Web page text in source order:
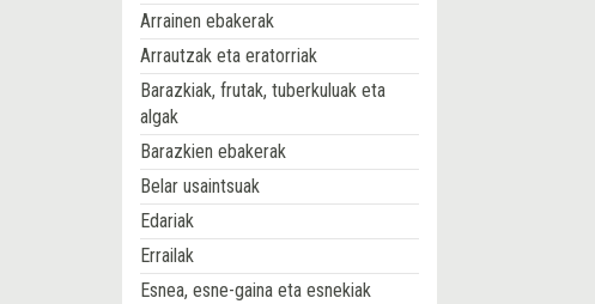
Arrainen ebakerak
Arrautzak eta eratorriak
Barazkiak, frutak, tuberkuluak eta
algak
Barazkien ebakerak
Belar usaintsuak
Edariak
Errailak
Esnea, esne-gaina eta esnekiak